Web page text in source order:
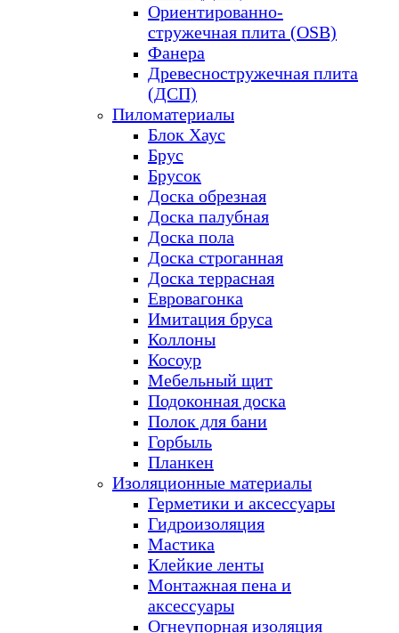
Ориентированно-
стружечная плита (OSB)
Фанера
Древесностружечная плита
(ДСП)
Пиломатериалы
Блок Хаус
Брус
Брусок
Доска обрезная
Доска палубная
Доска пола
Доска строганная
Доска террасная
Евровагонка
Имитация бруса
Коллоны
Косоур
Мебельный щит
Подоконная доска
Полок для бани
Горбыль
Планкен
Изоляционные материалы
Герметики и аксессуары
Гидроизоляция
Мастика
Клейкие ленты
Монтажная пена и
аксессуары
Огнеупорная изоляция